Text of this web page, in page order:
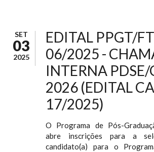
SET
03
2025
EDITAL PPGT/
06/2025 -
INTERNA PDSE/
2026 (EDITAL
17/2025)
O Programa de Pós-
abre inscrições para a
candidato(a) para o